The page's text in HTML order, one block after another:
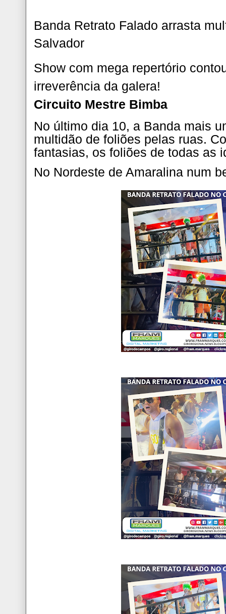
Banda Retrato Falado arrasta
Salvador
Show com mega repertório
irreverência da galera!
Circuito Mestre Bimba
No último dia 10, a Banda mais
multidão de foliões pelas ruas.
fantasias, os foliões de todas as
No Nordeste de Amaralina num